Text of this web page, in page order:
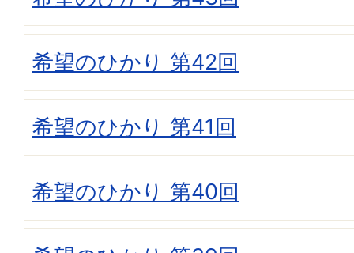
希望のひかり 第42回
希望のひかり 第41回
希望のひかり 第40回